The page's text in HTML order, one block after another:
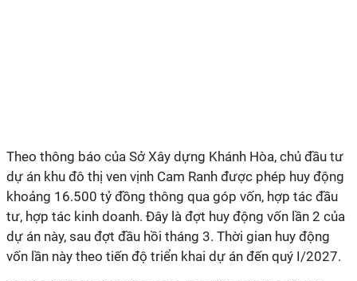
Theo thông báo của Sở Xây dựng Khánh Hòa, chủ đầu tư
dự án khu đô thị ven vịnh Cam Ranh được phép huy động
khoảng 16.500 tỷ đồng thông qua góp vốn, hợp tác đầu
tư, hợp tác kinh doanh. Đây là đợt huy động vốn lần 2 của
dự án này, sau đợt đầu hồi tháng 3. Thời gian huy động
vốn lần này theo tiến độ triển khai dự án đến quý I/2027.